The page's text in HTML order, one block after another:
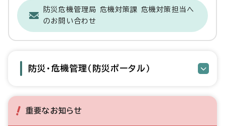
防災危機管理局 危機対策課 危機対策担当へ
のお問い合わせ
防災・危機管理（防災ポータル）
重要なお知らせ